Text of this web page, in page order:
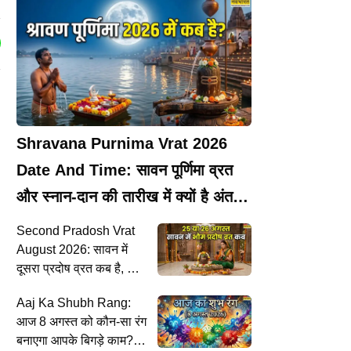
Shravana Purnima Vrat 2026
Date And Time: सावन पूर्णिमा व्रत
और स्नान-दान की तारीख में क्यों है अंतर?
जानें सही तिथि व चन्द्रोदय का समय​​
Second Pradosh Vrat
August 2026: सावन में
दूसरा प्रदोष व्रत कब है, भौम
दिन है, जानें श्रावण शुक्ल
त्रयोदशी तिथि का महत्व
Aaj Ka Shubh Rang:
आज 8 अगस्त को कौन-सा रंग
बनाएगा आपके बिगड़े काम?